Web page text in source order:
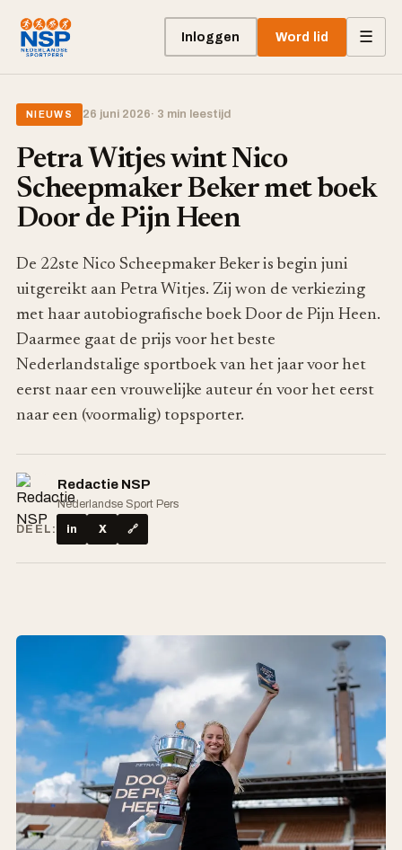
Inloggen Word lid ☰
NIEUWS 26 juni 2026· 3 min leestijd
Petra Witjes wint Nico
Scheepmaker Beker met boek
Door de Pijn Heen
De 22ste Nico Scheepmaker Beker is begin juni
uitgereikt aan Petra Witjes. Zij won de verkiezing
met haar autobiografische boek Door de Pijn Heen.
Daarmee gaat de prijs voor het beste
Nederlandstalige sportboek van het jaar voor het
eerst naar een vrouwelijke auteur én voor het eerst
naar een (voormalig) topsporter.
Redactie NSP
Nederlandse Sport Pers
DEEL:
in X 🔗